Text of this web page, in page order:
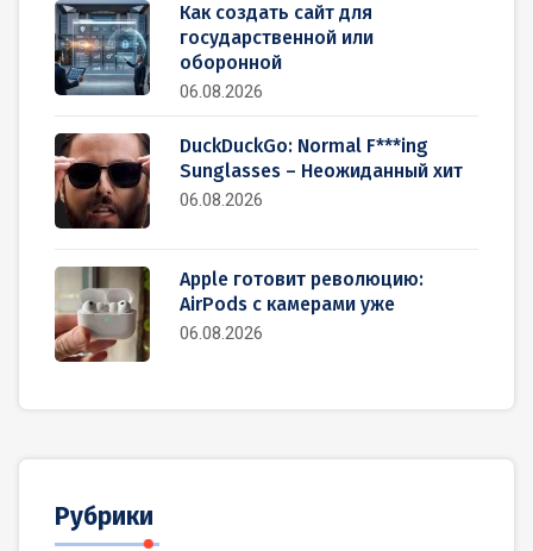
Как создать сайт для
государственной или
оборонной
06.08.2026
DuckDuckGo: Normal F***ing
Sunglasses – Неожиданный хит
06.08.2026
Apple готовит революцию:
AirPods с камерами уже
06.08.2026
Рубрики